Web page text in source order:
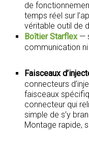
de
temps réel sur
véritable outil de
Boîtier Starflex—
communication
Faisceaux
connecteurs
faisceaux
connecteur qui
simple de s’y
Montage rapide,